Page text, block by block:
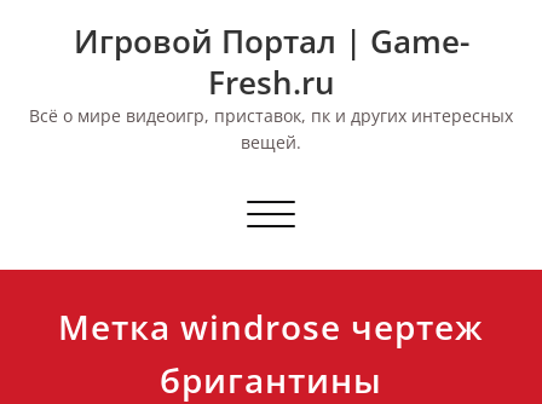
Игровой Портал | Game-
Fresh.ru
Всё о мире видеоигр, приставок, пк и других интересных
вещей.
Переключить
Метка windrose чертеж
бригантины